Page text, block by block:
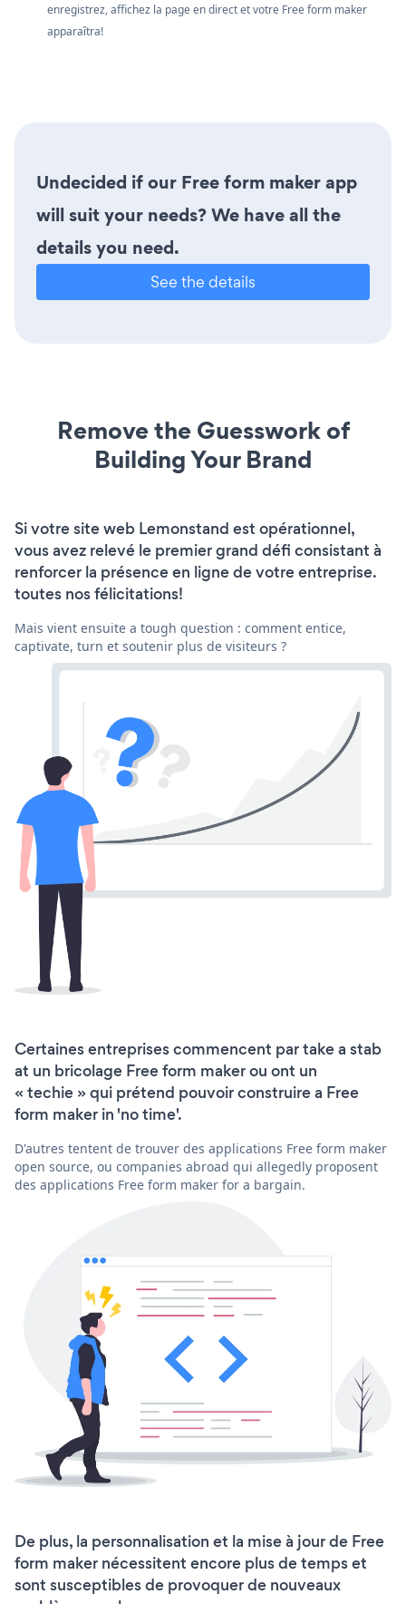
enregistrez, affichez la page en direct et votre Free form maker
apparaîtra!
Undecided if our Free form maker app
will suit your needs? We have all the
details you need.
See the details
Remove the Guesswork of
Building Your Brand
Si votre site web Lemonstand est opérationnel,
vous avez relevé le premier grand défi consistant à
renforcer la présence en ligne de votre entreprise.
toutes nos félicitations!
Mais vient ensuite a tough question : comment entice,
captivate, turn et soutenir plus de visiteurs ?
Certaines entreprises commencent par take a stab
at un bricolage Free form maker ou ont un
« techie » qui prétend pouvoir construire a Free
form maker in 'no time'.
D'autres tentent de trouver des applications Free form maker
open source, ou companies abroad qui allegedly proposent
des applications Free form maker for a bargain.
De plus, la personnalisation et la mise à jour de Free
form maker nécessitent encore plus de temps et
sont susceptibles de provoquer de nouveaux